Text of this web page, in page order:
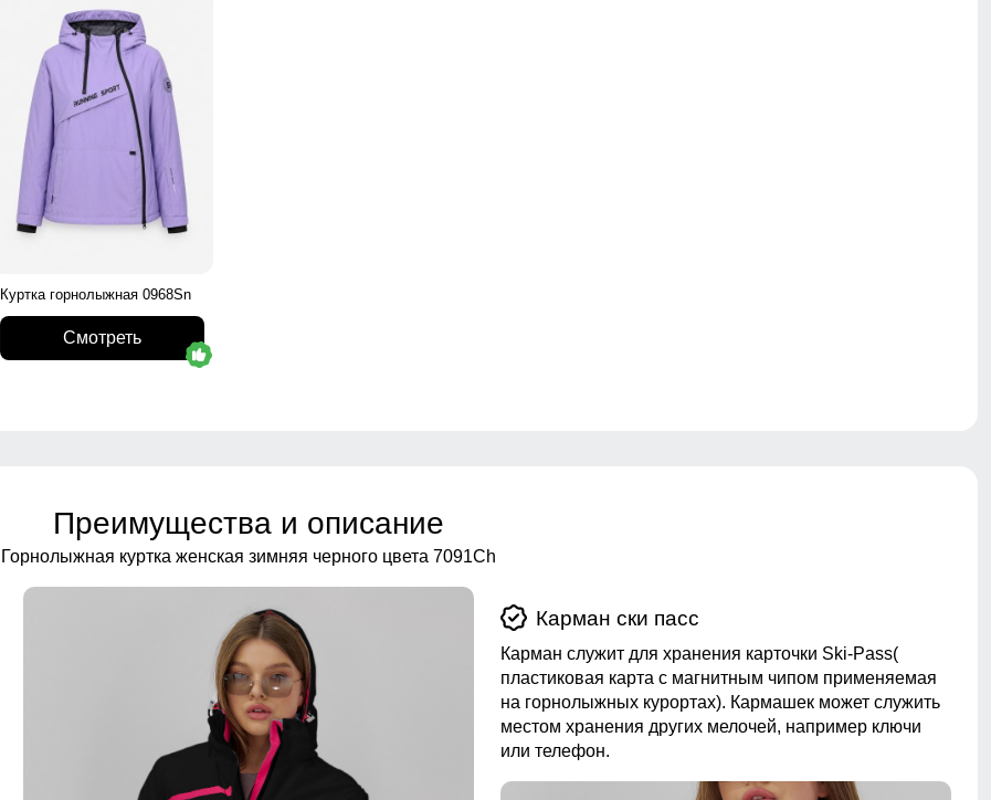
Куртка горнолыжная 0968Sn
Смотреть
Преимущества и описание
Горнолыжная куртка женская зимняя черного цвета 7091Ch
Карман ски пасс
Карман служит для хранения карточки Ski-Pass(
пластиковая карта с магнитным чипом применяемая
на горнолыжных курортах). Кармашек может служить
местом хранения других мелочей, например ключи
или телефон.